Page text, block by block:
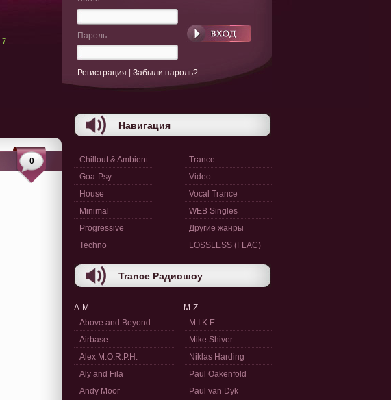
7
0
Пароль
Регистрация Забыли пароль?
Навигация
Chillout & Ambient
Goa-Psy
House
Minimal
Progressive
Techno
Trance
Video
Vocal Trance
WEB Singles
Другие жанры
LOSSLESS (FLAC)
Trance Радиошоу
A-M
Above and Beyond
Airbase
Alex M.O.R.P.H.
Aly and Fila
Andy Moor
M-Z
M.I.K.E.
Mike Shiver
Niklas Harding
Paul Oakenfold
Paul van Dyk